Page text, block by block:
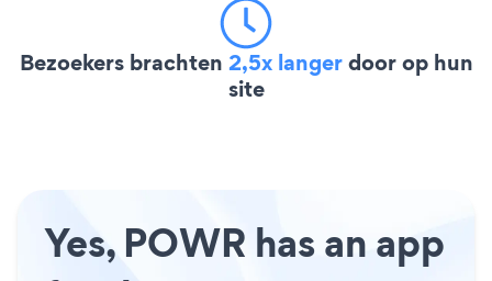
Bezoekers brachten 2,5x langerdoor op hun
site
Yes, POWR has an app